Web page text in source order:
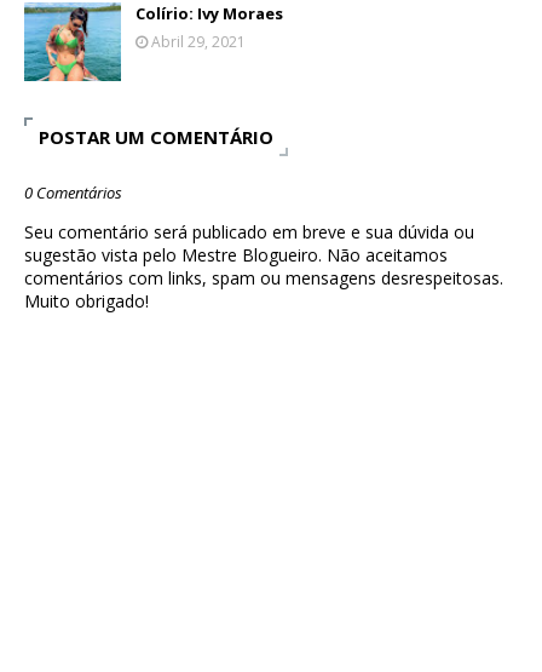
Colírio: Ivy Moraes
Abril 29, 2021
POSTAR UM COMENTÁRIO
0 Comentários
Seu comentário será publicado em breve e sua dúvida ou
sugestão vista pelo Mestre Blogueiro. Não aceitamos
comentários com links, spam ou mensagens desrespeitosas.
Muito obrigado!